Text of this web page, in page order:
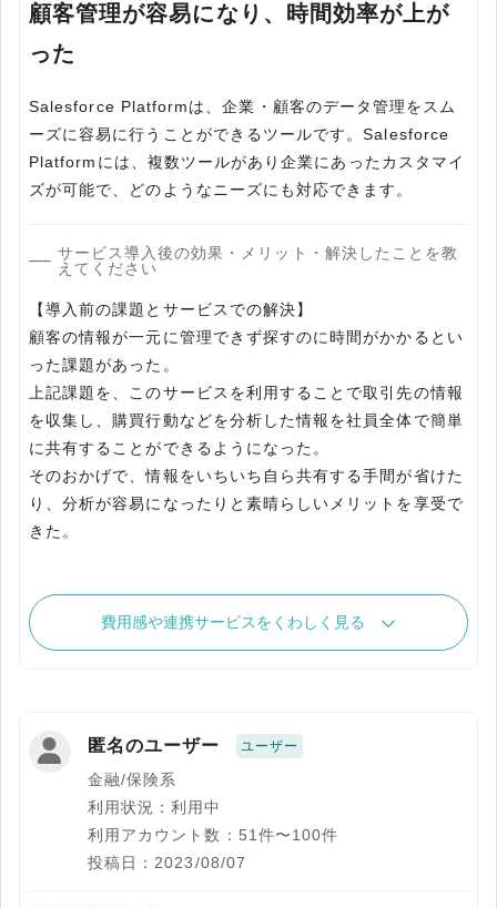
顧客管理が容易になり、時間効率が上が
った
Salesforce Platformは、企業・顧客のデータ管理をスム
ーズに容易に行うことができるツールです。Salesforce
Platformには、複数ツールがあり企業にあったカスタマイ
ズが可能で、どのようなニーズにも対応できます。
サービス導入後の効果・メリット・解決したことを教
えてください
【導入前の課題とサービスでの解決】
顧客の情報が一元に管理できず探すのに時間がかかるとい
った課題があった。
上記課題を、このサービスを利用することで取引先の情報
を収集し、購買行動などを分析した情報を社員全体で簡単
に共有することができるようになった。
そのおかげで、情報をいちいち自ら共有する手間が省けた
り、分析が容易になったりと素晴らしいメリットを享受で
きた。
費用感や連携サービスをくわしく見る
匿名のユーザー ユーザー
金融/保険系
利用状況：利用中
利用アカウント数：51件〜100件
投稿日：2023/08/07